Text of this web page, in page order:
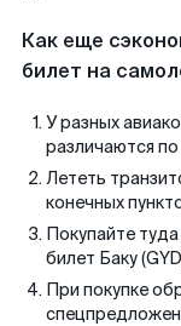
Как еще
билет на
У разных
различаются по
Лететь
конечных
Покупайте
билет Баку
При покупке